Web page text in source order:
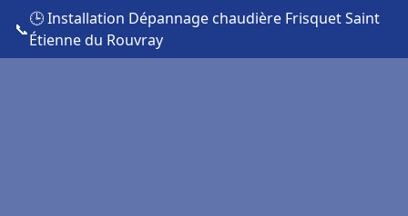
📞
🕒 Installation Dépannage chaudière Frisquet Saint
Étienne du Rouvray